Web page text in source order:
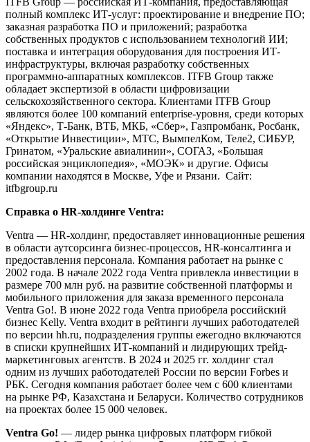
полный комплекс ИТ-услуг: проектирование и внедрение ПО;
заказная разработка ПО и приложений; разработка
собственных продуктов с использованием технологий ИИ;
поставка и интеграция оборудования для построения ИТ-
инфраструктуры, включая разработку собственных
программно-аппаратных комплексов. ITFB Group также
обладает экспертизой в области цифровизации
сельскохозяйственного сектора. Клиентами ITFB Group
являются более 100 компаний enterprise-уровня, среди которых
«Яндекс», Т-Банк, ВТБ, МКБ, «Сбер», Газпромбанк, Росбанк,
«Открытие Инвестиции», МТС, ВымпелКом, Теле2, СИБУР,
Гринатом, «Уральские авиалинии», СОГАЗ, «Большая
российская энциклопедия», «МОЭК» и другие. Офисы
компании находятся в Москве, Уфе и Рязани. Сайт:
itfbgroup.ru
Справка о HR-холдинге Ventra:
Ventra — HR-холдинг, предоставляет инновационные решения
в области аутсорсинга бизнес-процессов, HR-консалтинга и
предоставления персонала. Компания работает на рынке с
2002 года. В начале 2022 года Ventra привлекла инвестиции в
размере 700 млн руб. на развитие собственной платформы и
мобильного приложения для заказа временного персонала
Ventra Go!. В июне 2022 года Ventra приобрела российский
бизнес Kelly. Ventra входит в рейтинги лучших работодателей
по версии hh.ru, подразделения группы ежегодно включаются
в списки крупнейших ИТ-компаний и лидирующих трейд-
маркетинговых агентств. В 2024 и 2025 гг. холдинг стал
одним из лучших работодателей России по версии Forbes и
РБК. Сегодня компания работает более чем с 600 клиентами
на рынке РФ, Казахстана и Беларуси. Количество сотрудников
на проектах более 15 000 человек.
Ventra Go! — лидер рынка цифровых платформ гибкой